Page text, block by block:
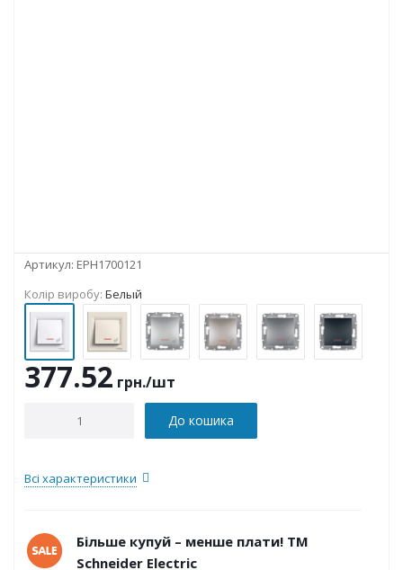
Артикул: EPH1700121
Колір виробу: Белый
377.52 грн./шт
До кошика
Всі характеристики
Більше купуй – менше плати! ТМ
Schneider Electric